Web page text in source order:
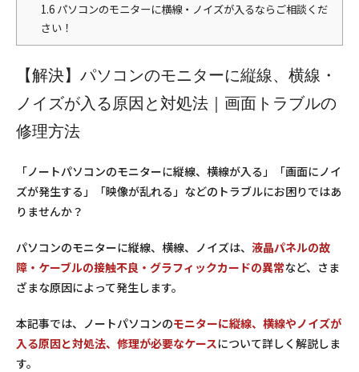
1.6パソコンのモニターに横線・ノイズが入るならご相談くだ
さい！
【解決】パソコンのモニターに縦線、横線・
ノイズが入る原因と対処法｜画面トラブルの
修理方法
「ノートパソコンのモニターに縦線、横線が入る」「画面にノイ
ズが発生する」「映像が乱れる」などのトラブルにお困りではあ
りませんか？
パソコンのモニターに縦線、横線、ノイズは、 液晶パネルの故
障・ケーブルの接触不良・グラフィックカードの異常など、さま
ざまな原因によって発生します。
本記事では、ノートパソコンのモニターに縦線、横線やノイズが
入る原因と対処法、修理が必要なケースについて詳しく解説しま
す。